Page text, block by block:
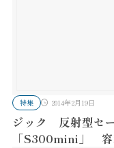
特集 2014年2月19日
ジック 反射型セ
「S300mini」 容